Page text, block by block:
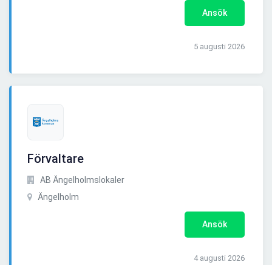
Ansök
5 augusti 2026
Förvaltare
AB Ängelholmslokaler
Ängelholm
Ansök
4 augusti 2026